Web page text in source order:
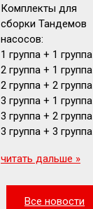
Комплекты для
сборки Тандемов
насосов:
1 группа + 1 группа
2 группа + 1 группа
2 группа + 2 группа
3 группа + 1 группа
3 группа + 2 группа
3 группа + 3 группа
читать дальше »
Все новости